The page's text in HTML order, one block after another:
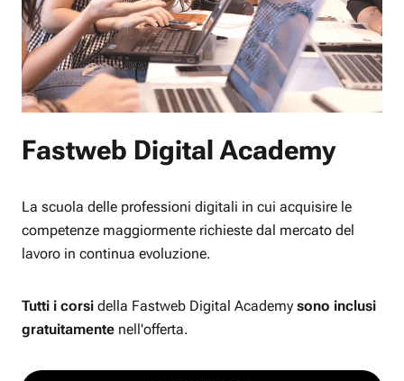
Fastweb Digital Academy
La scuola delle professioni digitali in cui acquisire le
competenze maggiormente richieste dal mercato del
lavoro in continua evoluzione.
Tutti i corsi della Fastweb Digital Academy sono inclusi
gratuitamente nell'offerta.